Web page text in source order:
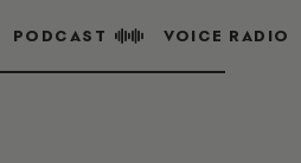
PODCAST VOICE RADIO